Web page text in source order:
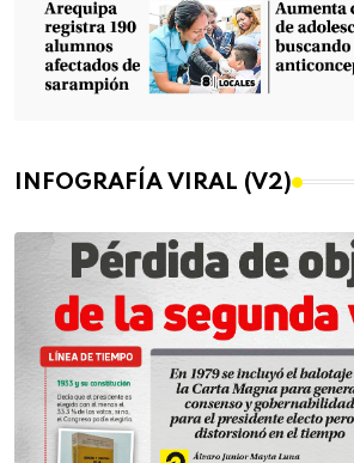
INFOGRAFÍA VIRAL (V2)